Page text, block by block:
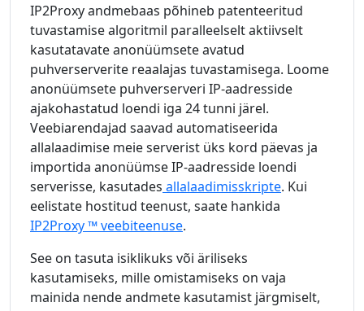
IP2Proxy andmebaas põhineb patenteeritud
tuvastamise algoritmil paralleelselt aktiivselt
kasutatavate anonüümsete avatud
puhverserverite reaalajas tuvastamisega. Loome
anonüümsete puhverserveri IP-aadresside
ajakohastatud loendi iga 24 tunni järel.
Veebiarendajad saavad automatiseerida
allalaadimise meie serverist üks kord päevas ja
importida anonüümse IP-aadresside loendi
serverisse, kasutades allalaadimisskripte. Kui
eelistate hostitud teenust, saate hankida
IP2Proxy ™ veebiteenuse.
See on tasuta isiklikuks või äriliseks
kasutamiseks, mille omistamiseks on vaja
mainida nende andmete kasutamist järgmiselt,